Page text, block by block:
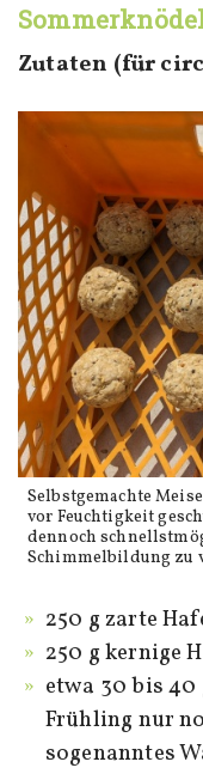
Zutaten (für
Selbstgemachte
vor Feuchtigkeit
dennoch
Schimmelbildung zu
250 g zarte
250 g kernige
etwa 30 bis 40
Frühling nur
sogenanntes